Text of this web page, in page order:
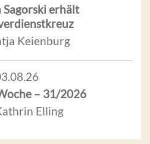
Sagorski erhält
Keienburg
– 31/2026
Elling